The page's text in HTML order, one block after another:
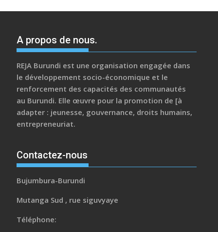
A propos de nous.
REJA Burundi est une organisation engagée dans
le développement socio-économique et le
renforcement des capacités des communautés
au Burundi. Elle œuvre pour la promotion de [à
adapter : jeunesse, gouvernance, droits humains,
entrepreneuriat.
Contactez-nous
Bujumbura-Burundi
Mutanga Sud , rue siguvyaye
Téléphone: